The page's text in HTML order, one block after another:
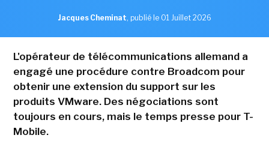
Jacques Cheminat, publié le 01 Juillet 2026
L'opérateur de télécommunications allemand a
engagé une procédure contre Broadcom pour
obtenir une extension du support sur les
produits VMware. Des négociations sont
toujours en cours, mais le temps presse pour T-
Mobile.